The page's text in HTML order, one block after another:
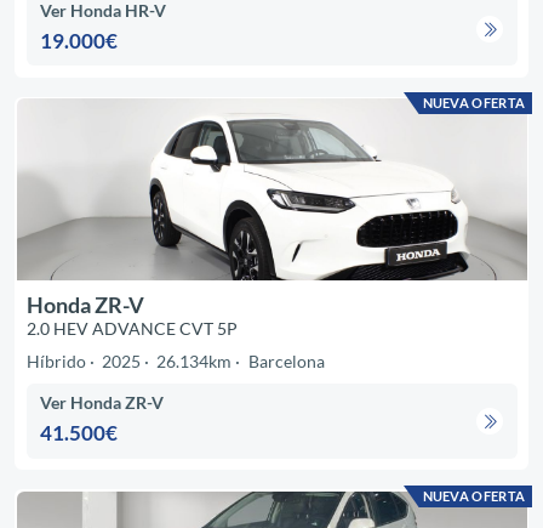
Ver Honda HR-V
19.000€
NUEVA OFERTA
Honda ZR-V
2.0 HEV ADVANCE CVT 5P
Híbrido
2025 26.134km Barcelona
Ver Honda ZR-V
41.500€
NUEVA OFERTA